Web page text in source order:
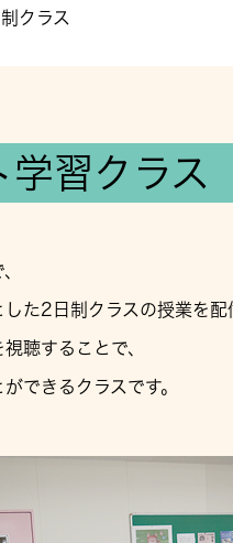
クラス
学習クラス
した2日制クラスの授業を配
聴することで、
できるクラスです。